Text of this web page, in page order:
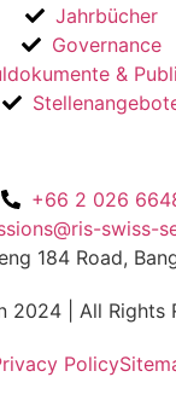
Jahrbücher
Governance
&
+66 2 026
swiss-
184 Road,
2024 | All Rights
Policy